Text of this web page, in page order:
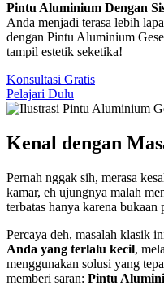
Pintu Aluminium Dengan
Anda menjadi terasa lebih
dengan Pintu Aluminium
tampil estetik seketika!
Konsultasi Gratis
Pelajari Dulu
Kenal dengan
Pernah nggak sih, merasa
kamar, eh ujungnya malah
terbatas hanya karena
Percaya deh, masalah klasik
Anda yang terlalu kecil,
menggunakan solusi yang
memberi saran: Pintu